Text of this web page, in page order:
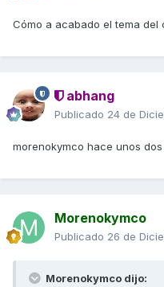
Cómo a acabado el tema del
abhang
Publicado 24 de
morenokymco hace unos
Morenokymco
Publicado 26 de
Morenokymco dijo: